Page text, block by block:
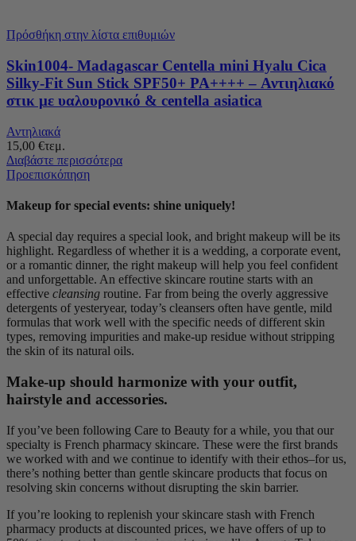
Πρόσθήκη στην λίστα επιθυμιών
Skin1004- Madagascar Centella mini Hyalu Cica
Silky-Fit Sun Stick SPF50+ PA++++ – Αντιηλιακό
στικ με υαλουρονικό & centella asiatica
Αντηλιακά
15,00 €τεμ.
Διαβάστε περισσότερα
Προεπισκόπηση
Makeup for special events: shine uniquely!
A special day requires a special look, and bright makeup will be its
highlight. Regardless of whether it is a wedding, a corporate event,
or a romantic dinner, the right makeup will help you feel confident
and unforgettable. An effective skincare routine starts with an
effective cleansing routine. Far from being the overly aggressive
detergents of yesteryear, today’s cleansers often have gentle, mild
formulas that work well with the specific needs of different skin
types, removing impurities and make-up residue without stripping
the skin of its natural oils.
Make-up should harmonize with your outfit,
hairstyle and accessories.
If you’ve been following Care to Beauty for a while, you that our
specialty is French pharmacy skincare. These were the first brands
we worked with and we continue to identify with their ethos–for us,
there’s nothing better than gentle skincare products that focus on
resolving skin concerns without disrupting the skin barrier.
If you’re looking to replenish your skincare stash with French
pharmacy products at discounted prices, we have offers of up to